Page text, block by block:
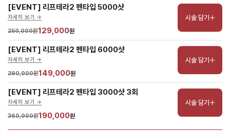
[EVENT] 리프테라2 펜타입 5000샷
자세히 보기 ->
250,000원129,000원
시술 담기
[EVENT] 리프테라2 펜타입 6000샷
자세히 보기 ->
290,000원149,000원
시술 담기
[EVENT] 리프테라2 펜타입 3000샷 3회
자세히 보기 ->
360,000원190,000원
시술 담기